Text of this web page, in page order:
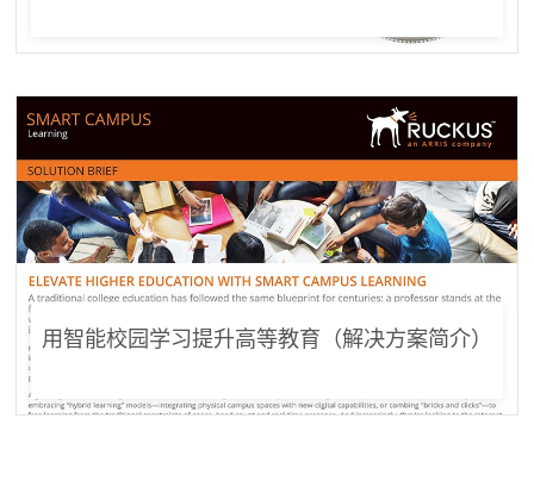
用智能校园学习提升高等教育（解决方案简介）